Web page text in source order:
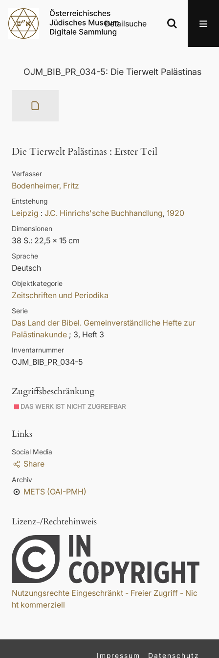
Detailsuche
OJM_BIB_PR_034-5: Die Tierwelt Palästinas
Die Tierwelt Palästinas : Erster Teil
Verfasser
Bodenheimer, Fritz
Entstehung
Leipzig : J.C. Hinrichs'sche Buchhandlung, 1920
Dimensionen
38 S.: 22,5 x 15 cm
Sprache
Deutsch
Objektkategorie
Zeitschriften und Periodika
Serie
Das Land der Bibel. Gemeinverständliche Hefte zur
Palästinakunde ; 3, Heft 3
Inventarnummer
OJM_BIB_PR_034-5
Zugriffsbeschränkung
DAS WERK IST NICHT ZUGREIFBAR
Links
Social Media
Share
Archiv
METS (OAI-PMH)
Lizenz-/Rechtehinweis
Nutzungsrechte Eingeschränkt - Freier Zugriff - Nic
ht kommerziell
Impressum Datenschutz